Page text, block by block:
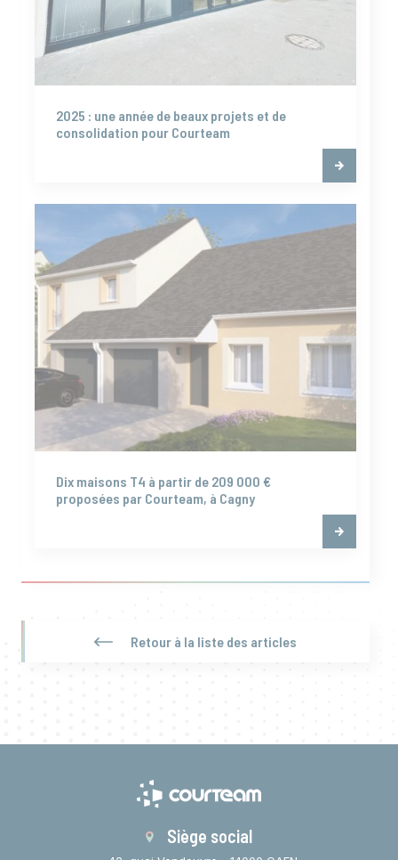
2025 : une année de beaux projets et de
consolidation pour Courteam
Dix maisons T4 à partir de 209 000 €
proposées par Courteam, à Cagny
Retour à la liste des articles
Siège social